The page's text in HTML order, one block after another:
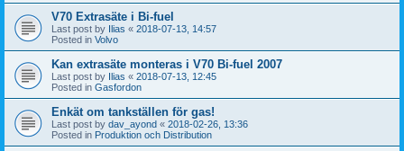
V70 Extrasäte i Bi-fuel
Last post by Ilias « 2018-07-13, 14:57
Posted in Volvo
Kan extrasäte monteras i V70 Bi-fuel 2007
Last post by Ilias « 2018-07-13, 12:45
Posted in Gasfordon
Enkät om tankställen för gas!
Last post by dav_ayond « 2018-02-26, 13:36
Posted in Produktion och Distribution